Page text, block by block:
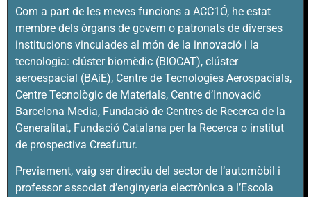
Com a part de les meves funcions a ACC1Ó, he estat
membre dels òrgans de govern o patronats de diverses
institucions vinculades al món de la innovació i la
tecnologia: clúster biomèdic (BIOCAT), clúster
aeroespacial (BAiE), Centre de Tecnologies Aerospacials,
Centre Tecnològic de Materials, Centre d’Innovació
Barcelona Media, Fundació de Centres de Recerca de la
Generalitat, Fundació Catalana per la Recerca o institut
de prospectiva Creafutur.
Previament, vaig ser directiu del sector de l’automòbil i
professor associat d’enginyeria electrònica a l’Escola